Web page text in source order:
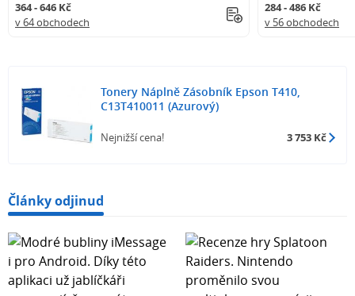
364 - 646 Kč
v 64 obchodech
284 - 486 Kč
v 56 obchodech
Tonery Náplně Zásobník Epson T410,
C13T410011 (Azurový)
Nejnižší cena! 3 753 Kč
Články odjinud